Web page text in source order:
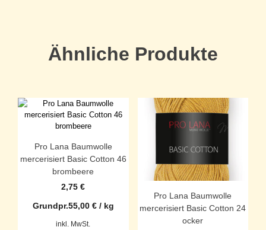
Ähnliche Produkte
Pro Lana Baumwolle
mercerisiert Basic Cotton 46
brombeere
2,75€
Grundpr.55,00 €/ kg
inkl. MwSt.
Pro Lana Baumwolle
mercerisiert Basic Cotton 24
ocker